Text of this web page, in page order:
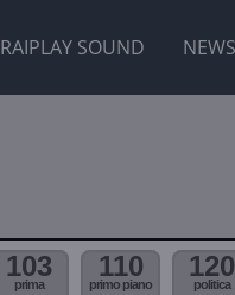
RAIPLAY SOUND NEWS
103
prima
110
primo piano
120
politica